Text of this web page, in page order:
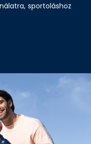
sportoláshoz